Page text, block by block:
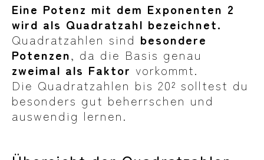
Eine Potenz mit dem Exponenten 2
wird als Quadratzahl bezeichnet.
Quadratzahlen sind besondere
Potenzen, da die Basis genau
zweimal als Faktor vorkommt.
Die Quadratzahlen bis 20² solltest du
besonders gut beherrschen und
auswendig lernen.